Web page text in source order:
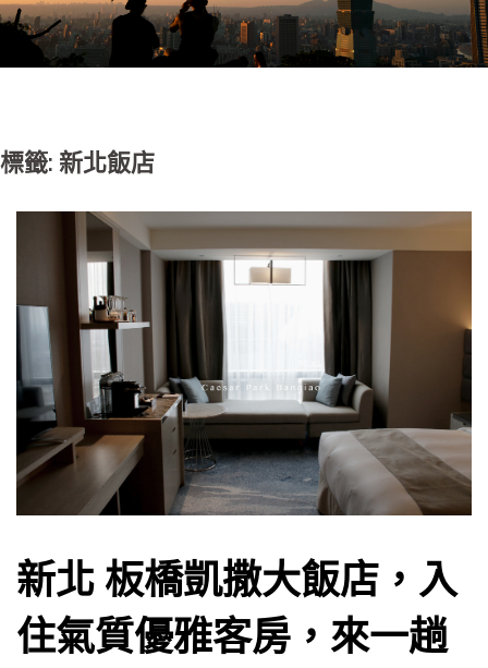
標籤: 新北飯店
新北 板橋凱撒大飯店，入
住氣質優雅客房，來一趟